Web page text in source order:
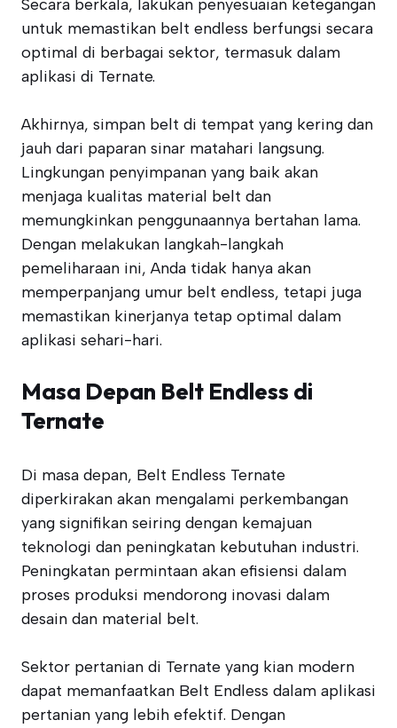
Secara berkala, lakukan penyesuaian ketegangan
untuk memastikan belt endless berfungsi secara
optimal di berbagai sektor, termasuk dalam
aplikasi di Ternate.
Akhirnya, simpan belt di tempat yang kering dan
jauh dari paparan sinar matahari langsung.
Lingkungan penyimpanan yang baik akan
menjaga kualitas material belt dan
memungkinkan penggunaannya bertahan lama.
Dengan melakukan langkah-langkah
pemeliharaan ini, Anda tidak hanya akan
memperpanjang umur belt endless, tetapi juga
memastikan kinerjanya tetap optimal dalam
aplikasi sehari-hari.
Masa Depan Belt Endless di
Ternate
Di masa depan, Belt Endless Ternate
diperkirakan akan mengalami perkembangan
yang signifikan seiring dengan kemajuan
teknologi dan peningkatan kebutuhan industri.
Peningkatan permintaan akan efisiensi dalam
proses produksi mendorong inovasi dalam
desain dan material belt.
Sektor pertanian di Ternate yang kian modern
dapat memanfaatkan Belt Endless dalam aplikasi
pertanian yang lebih efektif. Dengan